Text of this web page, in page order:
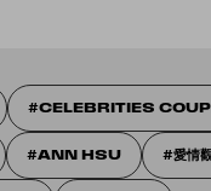
CELEBRITIES
ANN HSU 愛情